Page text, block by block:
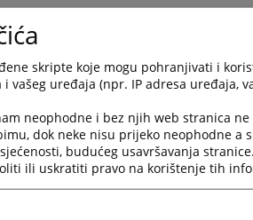
skripte koje mogu pohranjivati i
vašeg uređaja (npr. IP adresa uređaja,
neophodne i bez njih web stranica ne
dok neke nisu prijeko neophodne a
budućeg usavršavanja
ili uskratiti pravo na korištenje tih